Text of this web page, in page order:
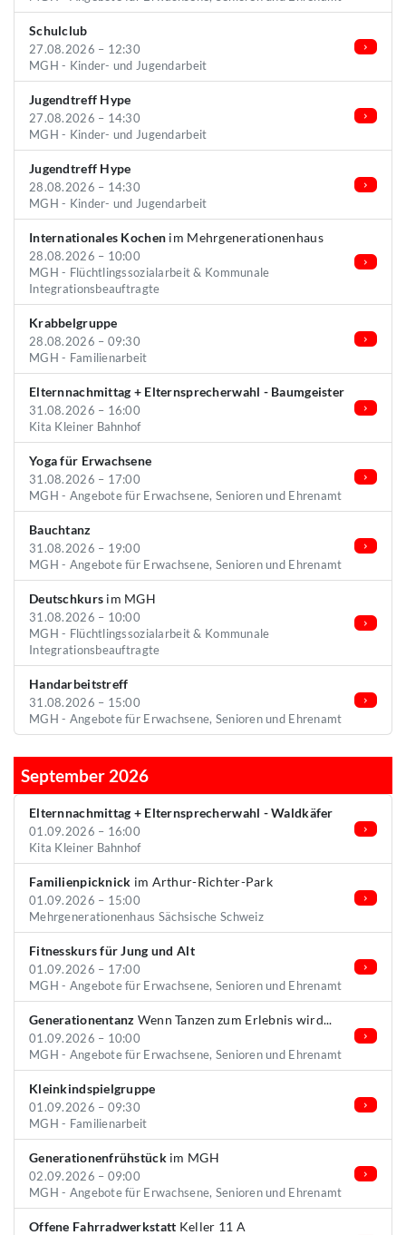
Schulclub
27.08.2026 – 12:30
MGH - Kinder- und Jugendarbeit
Jugendtreff Hype
27.08.2026 – 14:30
MGH - Kinder- und Jugendarbeit
Jugendtreff Hype
28.08.2026 – 14:30
MGH - Kinder- und Jugendarbeit
Internationales Kochen im Mehrgenerationenhaus
28.08.2026 – 10:00
MGH - Flüchtlingssozialarbeit & Kommunale
Integrationsbeauftragte
Krabbelgruppe
28.08.2026 – 09:30
MGH - Familienarbeit
Elternnachmittag + Elternsprecherwahl - Baumgeister
31.08.2026 – 16:00
Kita Kleiner Bahnhof
Yoga für Erwachsene
31.08.2026 – 17:00
MGH - Angebote für Erwachsene, Senioren und Ehrenamt
Bauchtanz
31.08.2026 – 19:00
MGH - Angebote für Erwachsene, Senioren und Ehrenamt
Deutschkurs im MGH
31.08.2026 – 10:00
MGH - Flüchtlingssozialarbeit & Kommunale
Integrationsbeauftragte
Handarbeitstreff
31.08.2026 – 15:00
MGH - Angebote für Erwachsene, Senioren und Ehrenamt
September 2026
Elternnachmittag + Elternsprecherwahl - Waldkäfer
01.09.2026 – 16:00
Kita Kleiner Bahnhof
Familienpicknick im Arthur-Richter-Park
01.09.2026 – 15:00
Mehrgenerationenhaus Sächsische Schweiz
Fitnesskurs für Jung und Alt
01.09.2026 – 17:00
MGH - Angebote für Erwachsene, Senioren und Ehrenamt
Generationentanz Wenn Tanzen zum Erlebnis wird...
01.09.2026 – 10:00
MGH - Angebote für Erwachsene, Senioren und Ehrenamt
Kleinkindspielgruppe
01.09.2026 – 09:30
MGH - Familienarbeit
Generationenfrühstückim MGH
02.09.2026 – 09:00
MGH - Angebote für Erwachsene, Senioren und Ehrenamt
Offene Fahrradwerkstatt Keller 11 A